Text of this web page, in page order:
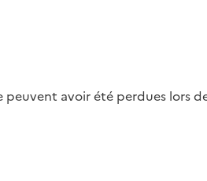
avoir été perdues lors